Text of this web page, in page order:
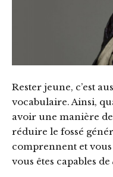
Rester jeune, c’est
vocabulaire. Ainsi,
avoir une manière
réduire le fossé
comprennent et
vous êtes capables de